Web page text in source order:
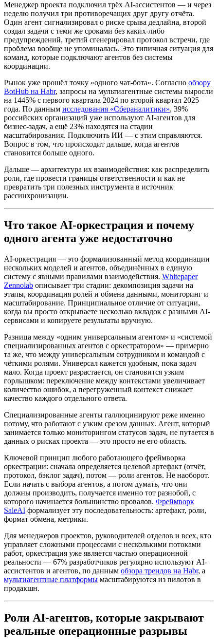
Менеджер проекта подключил трёх AI-ассистентов — и через
неделю получил три противоречащих друг другу отчёта.
Один агент сигнализировал о риске срыва дедлайна, второй
создал задачи с теми же сроками без каких-либо
предупреждений, третий сгенерировал протокол встречи, где
проблема вообще не упоминалась. Это типичная ситуация для
команд, которые подключают агентов без системы
координации.
Рынок уже прошёл точку «одного чат-бота». Согласно обзору
BotHub на Habr, запросы на мультиагентные системы выросли
на 1445% с первого квартала 2024 по второй квартал 2025
года. По данным исследования «Сбераналитики», 39%
российских организаций уже используют AI-агентов для
бизнес-задач, а ещё 23% находятся на стадии
масштабирования. Подключить ИИ — с этим справляются.
Вопрос в том, что происходит дальше, когда агентов
становится больше одного.
Дальше — архитектура их взаимодействия: как распределить
роли, где провести границы ответственности и как не
превратить три полезных инструмента в источник
рассинхронизации.
Что такое AI‑оркестрация и почему
одного агента уже недостаточно
AI-оркестрация — это формализованный метод координации
нескольких моделей и агентов, объединённых в единую
систему с явными правилами взаимодействия. Whitepaper
Zennolab описывает три стадии: декомпозиция задачи на
этапы, координация ролей и обмена данными, мониторинг и
масштабирование. Принципиальное отличие от ситуации,
когда вы просто открываете несколько вкладок с разными AI-
сервисами и копируете результаты вручную.
Разница между «одним универсальным агентом» и «системой
специализированных агентов с оркестратором» — примерно
та же, что между универсальным сотрудником и командой с
чёткими ролями. Универсал кажется удобным, пока задач
мало. Когда проект разрастается, он становится узким
горлышком: переключение между контекстами увеличивает
количество ошибок, а перегруженный контекст снижает
качество каждого отдельного ответа.
Специализированные агенты галлюцинируют реже именно
потому, что работают с узким срезом данных. Агент, который
занимается только мониторингом статусов задач, не путается в
данных о рисках проекта — это просто не его область.
Ключевой принцип любого работающего фреймворка
оркестрации: сначала определяется целевой артефакт (отчёт,
протокол, бэклог задач), потом — роли агентов. Не наоборот.
Если начать с выбора агентов, а потом думать, что они
должны производить, получается именно тот разнобой, с
которого начинается большинство провалов. Фреймворк
SaleAI формализует эту последовательность: артефакт, роли,
формат обмена, метрики.
Для менеджеров проектов, руководителей отделов и всех, кто
управляет сложными процессами с несколькими потоками
работ, оркестрация уже является частью операционной
реальности — 67% разработчиков регулярно используют AI-
ассистентов и агентов, по данным обзора трендов на Habr, а
мультиагентные платформы масштабируются из пилотов в
продакшн.
Роли AI‑агентов, которые закрывают
реальные операционные разрывы